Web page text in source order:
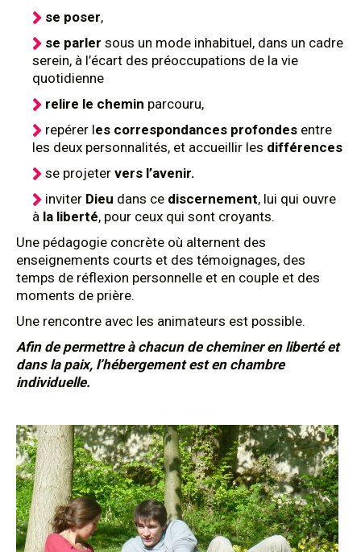
se poser,
se parler sous un mode inhabituel, dans un cadre
serein, à l’écart des préoccupations de la vie
quotidienne
relire le chemin parcouru,
repérer les correspondances profondes entre
les deux personnalités, et accueillir les différences
se projeter vers l’avenir.
inviter Dieu dans ce discernement, lui qui ouvre
à la liberté, pour ceux qui sont croyants.
Une pédagogie concrète où alternent des
enseignements courts et des témoignages, des
temps de réflexion personnelle et en couple et des
moments de prière.
Une rencontre avec les animateurs est possible.
Afin de permettre à chacun de cheminer en liberté et
dans la paix, l’hébergement est en chambre
individuelle.